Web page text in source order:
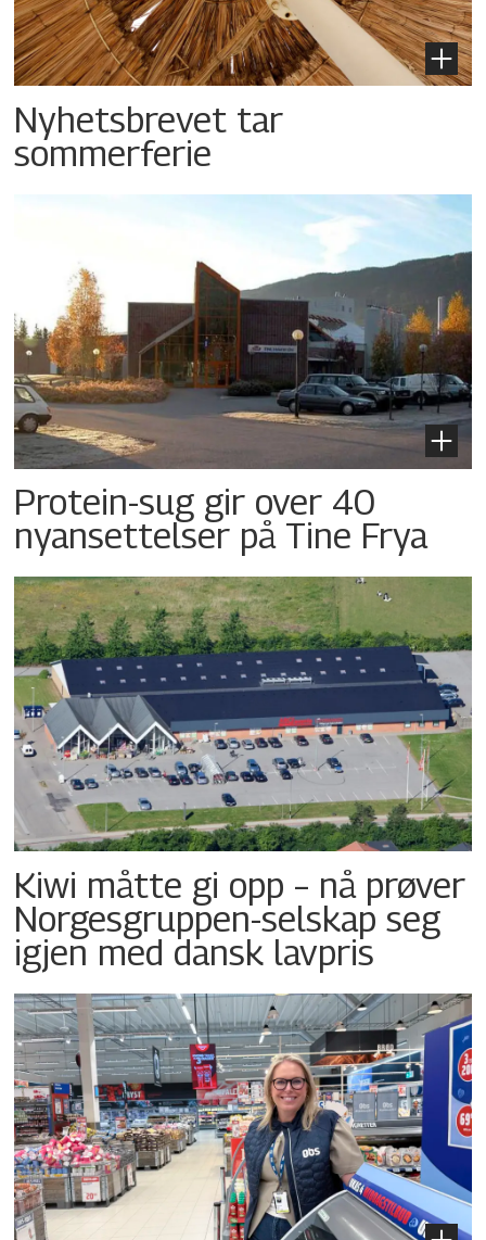
Nyhetsbrevet tar
sommerferie
Protein-sug gir over 40
nyansettelser på Tine Frya
Kiwi måtte gi opp – nå prøver
Norgesgruppen-selskap seg
igjen med dansk lavpris